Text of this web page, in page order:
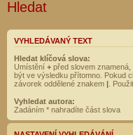
Hledat
VYHLEDÁVANÝ TEXT
Hledat klíčová slova:
Umístění + před slovem
být ve výsledku přítomno. Pokud
závorek oddělené znakem | .
Vyhledat autora:
Zadáním * nahradíte část slova